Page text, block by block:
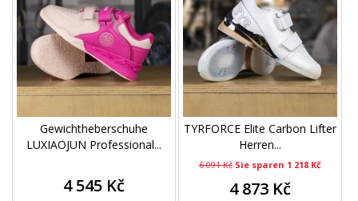
Gewichtheberschuhe
LUXIAOJUN Professional...
4 545 Kč
TYRFORCE Elite Carbon Lifter
Herren...
6 091 Kč Sie sparen 1 218 Kč
4 873 Kč